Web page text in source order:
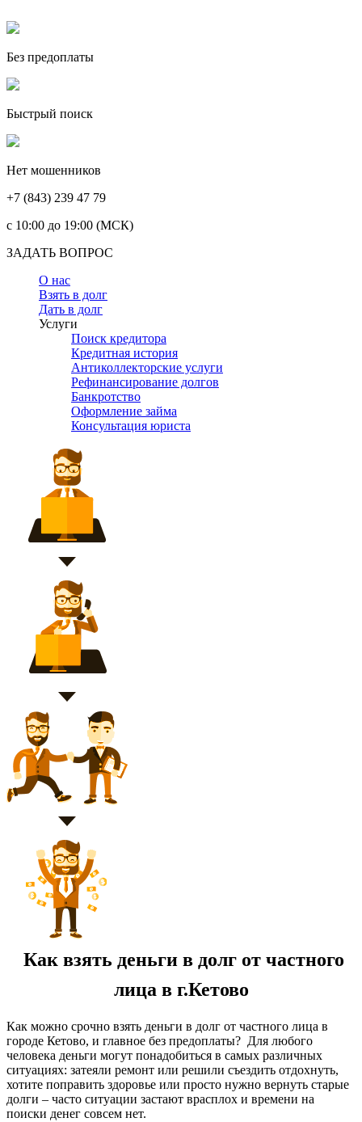
Без предоплаты
Быстрый поиск
Нет мошенников
+7 (843) 239 47 79
c 10:00 до 19:00 (МСК)
ЗАДАТЬ ВОПРОС
О нас
Взять в долг
Дать в долг
Услуги
Поиск кредитора
Кредитная история
Антиколлекторские услуги
Рефинансирование долгов
Банкротство
Оформление займа
Консультация юриста
Как взять деньги в долг от частного
лица в г.Кетово
Как можно срочно взять деньги в долг от частного лица в
городе Кетово, и главное без предоплаты? Для любого
человека деньги могут понадобиться в самых различных
ситуациях: затеяли ремонт или решили съездить отдохнуть,
хотите поправить здоровье или просто нужно вернуть старые
долги – часто ситуации застают врасплох и времени на
поиски денег совсем нет.